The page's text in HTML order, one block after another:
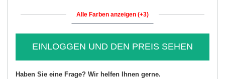
Alle Farben anzeigen (+3)
EINLOGGEN UND DEN PREIS SEHEN
Haben Sie eine Frage? Wir helfen Ihnen gerne.